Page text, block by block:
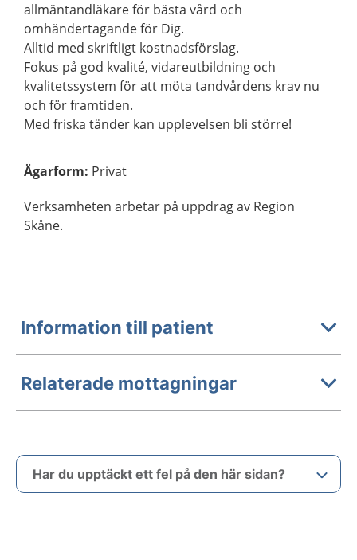
allmäntandläkare för bästa vård och
omhändertagande för Dig.
Alltid med skriftligt kostnadsförslag.
Fokus på god kvalité, vidareutbildning och
kvalitetssystem för att möta tandvårdens krav nu
och för framtiden.
Med friska tänder kan upplevelsen bli större!
Ägarform: Privat
Verksamheten arbetar på uppdrag av Region
Skåne.
Information till patient
Relaterade mottagningar
Har du upptäckt ett fel på den här sidan?